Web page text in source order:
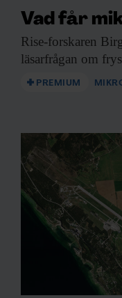
Vad får
Rise-forskaren
läsarfrågan om
PREMIUM